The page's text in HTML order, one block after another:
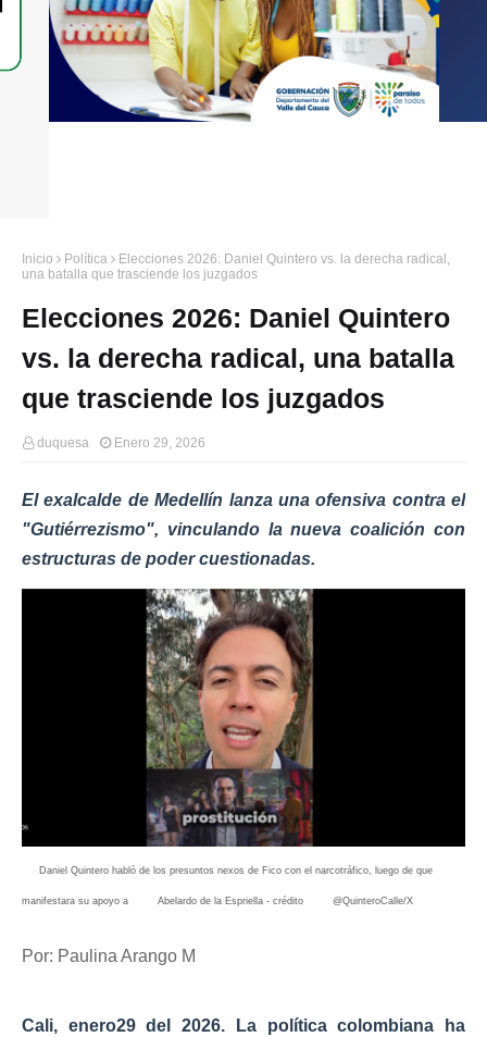
Inicio Política
Elecciones 2026: Daniel Quintero vs. la derecha radical,
una batalla que trasciende los juzgados
Elecciones 2026: Daniel Quintero
vs. la derecha radical, una batalla
que trasciende los juzgados
duquesa Enero 29, 2026
El exalcalde de Medellín lanza una ofensiva contra el
"Gutiérrezismo", vinculando la nueva coalición con
estructuras de poder cuestionadas.
Daniel Quintero habló de los presuntos nexos de Fico con el narcotráfico, luego de que
manifestara su apoyo a Abelardo de la Espriella - crédito @QuinteroCalle/X
Por: Paulina Arango M
Cali, enero29 del 2026. La política colombiana ha